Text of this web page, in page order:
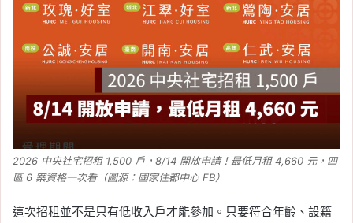
租金補貼不得作為房東追稅依據！行政院拍
板修正住宅法、危老條例
2026 中央社宅招租 1,500 戶，8/14 開放申請！最低月租 4,660 元，四
區 6 案資格一次看（圖源：國家住都中心 FB）
這次招租並不是只有低收入戶才能參加。只要符合年齡、設籍